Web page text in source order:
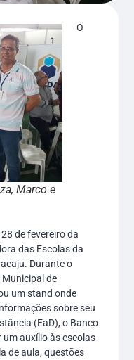
Marco e
O
de fevereiro da
das Escolas da
Durante o
de
um stand onde
sobre seu
(EaD), o Banco
um auxílio às escolas
de aula, questões